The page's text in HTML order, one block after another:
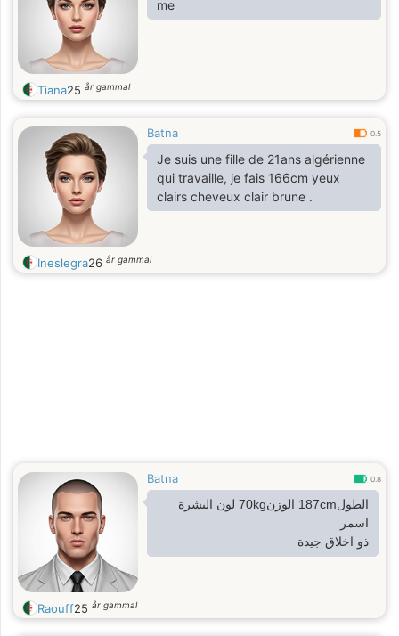
me
Tiana25 år gammal
Batna 0.5
Je suis une fille de 21ans algérienne
qui travaille, je fais 166cm yeux
clairs cheveux clair brune .
Ineslegra26 år gammal
Batna 0.8
الطول187cm الوزن70kg لون البشرة
اسمر
ذو اخلاق جيدة
Raouff25 år gammal